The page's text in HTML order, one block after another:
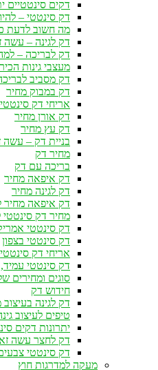
דקים סינטטיים
דק סינטטי –
מה חשוב לדעת
דק לגינה –
דק לבריכה –
מעצבי גינות
דק מסביב
דק במבוק מחיר
אריחי דק
דק אורן מחיר
דק עץ מחיר
בניית דק –
מחיר דק
בריכה עם דק
דק איפאה מחיר
דק לגינה מחיר
דק איפאה מחיר
מחיר דק סינטטי
דק סינטטי
דק סינטטי בצפון
אריחי דק סינטטי
דק סינטטי
סוגים ומחירים
חידוש דק
דק לגינה בעיצוב
טיפים לעיצוב
יתרונות דקים
דק לחצר עשה
דק סינטטי
מעקה למדרגות חוץ